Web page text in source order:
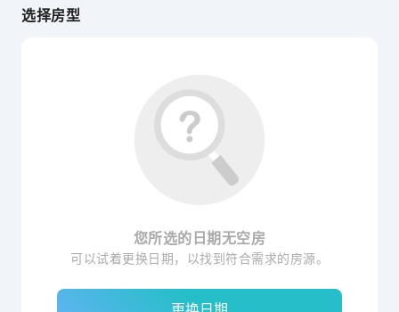
选择房型
您所选的日期无空房
可以试着更换日期，以找到符合需求的房源。